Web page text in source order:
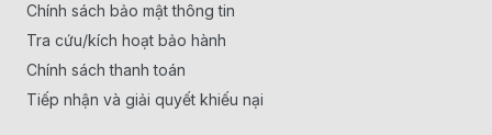
Chính sách bảo mật thông tin
Tra cứu/kích hoạt bảo hành
Chính sách thanh toán
Tiếp nhận và giải quyết khiếu nại